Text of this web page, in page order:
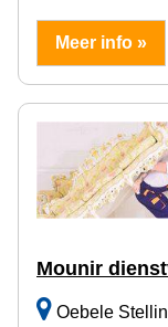
Meer info »
Mounir
Oebele